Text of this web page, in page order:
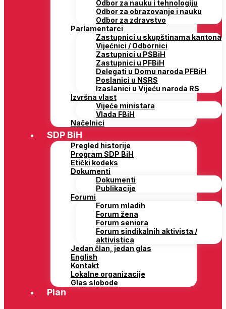
Odbor za nauku i tehnologiju
Odbor za obrazovanje i nauku
Odbor za zdravstvo
Parlamentarci
Zastupnici u skupštinama kantona
Vijećnici / Odbornici
Zastupnici u PSBiH
Zastupnici u PFBiH
Delegati u Domu naroda PFBiH
Poslanici u NSRS
Izaslanici u Vijeću naroda RS
Izvršna vlast
Vijeće ministara
Vlada FBiH
Načelnici
SDP BiH
Pregled historije
Program SDP BiH
Etički kodeks
Dokumenti
Dokumenti
Publikacije
Forumi
Forum mladih
Forum žena
Forum seniora
Forum sindikalnih aktivista /
aktivistica
Jedan član, jedan glas
English
Kontakt
Lokalne organizacije
Glas slobode
Plan